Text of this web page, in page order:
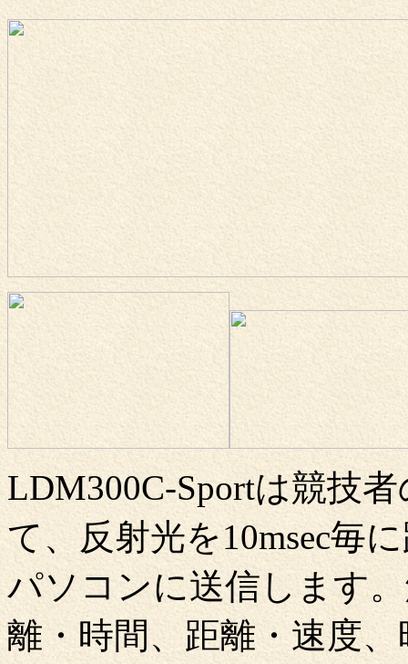
LDM300C-Sportは競技
て、反射光を10msec毎
パソコンに送信します
離・時間、距離・速度